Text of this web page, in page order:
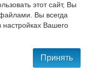
этот сайт, Вы
Вы всегда
Вашего
Принять